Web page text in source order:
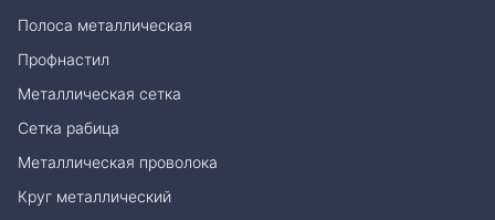
Полоса металлическая
Профнастил
Металлическая сетка
Сетка рабица
Металлическая проволока
Круг металлический